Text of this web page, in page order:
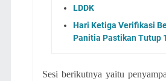
LDDK
Hari Ketiga Verifikasi
Panitia Pastikan Tutup
Sesi berikutnya yaitu